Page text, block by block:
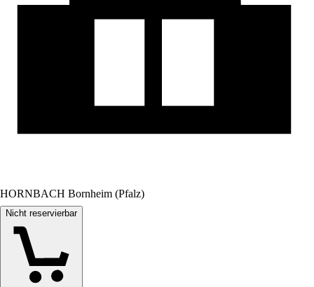
HORNBACH Bornheim (Pfalz)
Nicht reservierbar